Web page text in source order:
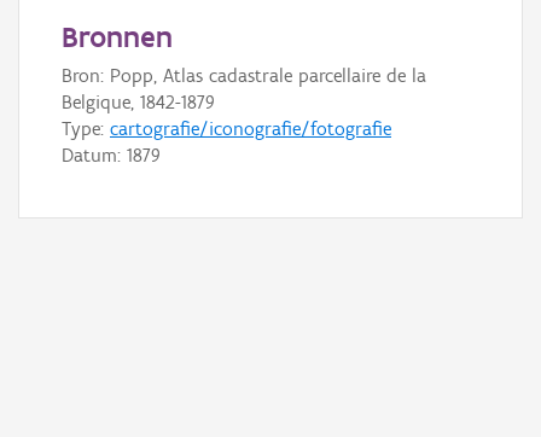
Hergebruik
Aanmelden
Bronnen
Bron: Popp, Atlas cadastrale parcellaire de la
Belgique, 1842-1879
Type: cartografie/iconografie/fotografie
Datum: 1879